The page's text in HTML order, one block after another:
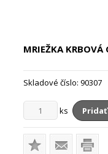
MRIEŽKA
Skladové číslo: 90307
ks